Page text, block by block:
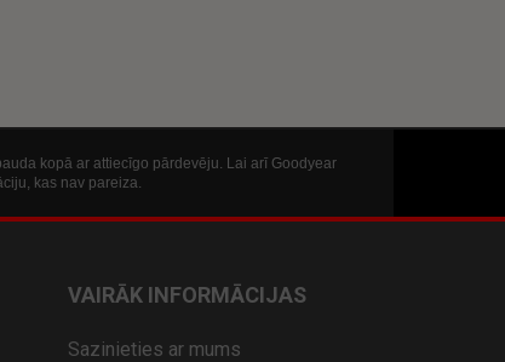
kopā ar attiecīgo pārdevēju. Lai arī Goodyear
kas nav pareiza.
VAIRĀK INFORMĀCIJAS
Sazinieties ar mums